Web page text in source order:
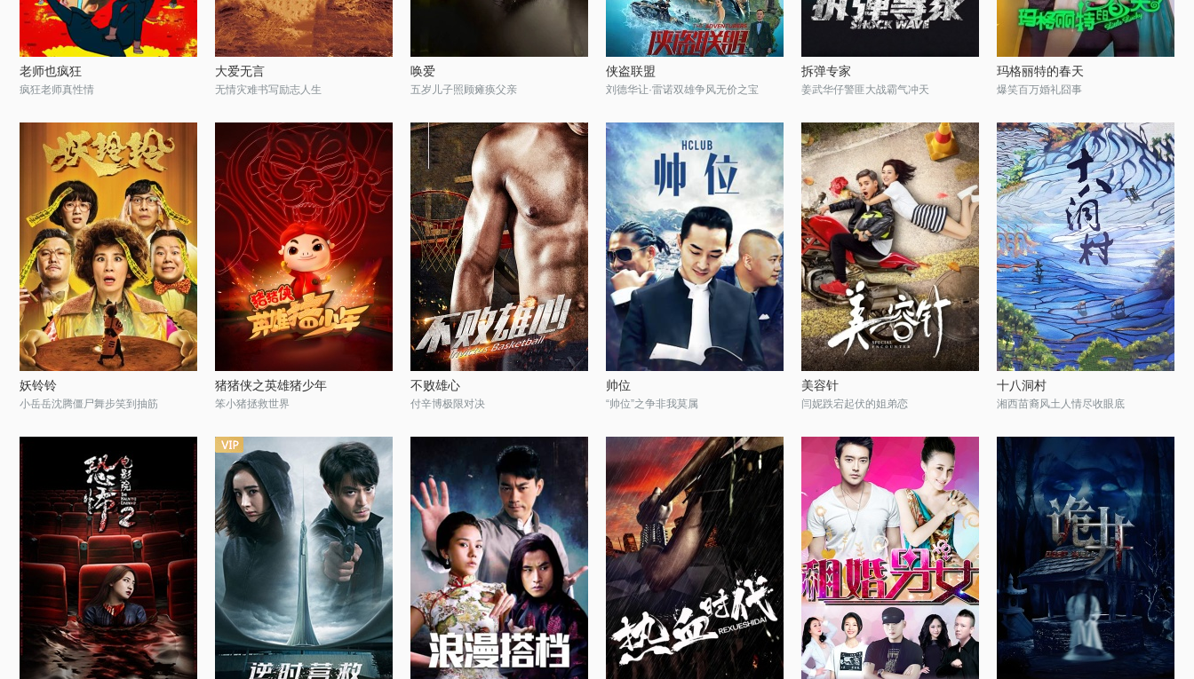
老师也疯狂
疯狂老师真性情
大爱无言
无情灾难书写励志人生
唤爱
五岁儿子照顾瘫痪父亲
侠盗联盟
刘德华让·雷诺双雄争风无价之宝
拆弹专家
姜武华仔警匪大战霸气冲天
玛格丽特的春天
爆笑百万婚礼囧事
妖铃铃
小岳岳沈腾僵尸舞步笑到抽筋
猪猪侠之英雄猪少年
笨小猪拯救世界
不败雄心
付辛博极限对决
帅位
“帅位”之争非我莫属
美容针
闫妮跌宕起伏的姐弟恋
十八洞村
湘西苗裔风土人情尽收眼底